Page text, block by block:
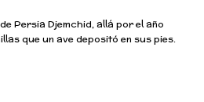
Persia Djemchid, allá por el año
que un ave depositó en sus pies.